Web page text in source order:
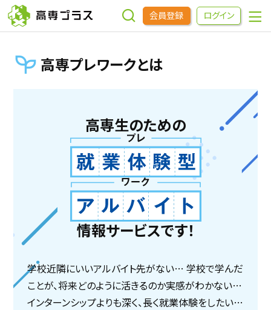
会員登録 ログイン
企業をさがす
インターンシップ・イベントをさがす
高専OBOGをさがす
高専プラスセミナー
めもらす
本科5年生・専攻科2年生向け 採用継続中の企業特集
高専プレワークとは
高専生のための
情報サービスです！
学校近隣にいいアルバイト先がない… 学校で学んだ
ことが、将来どのように活きるのか実感がわかない…
インターンシップよりも深く、長く就業体験をしたい…